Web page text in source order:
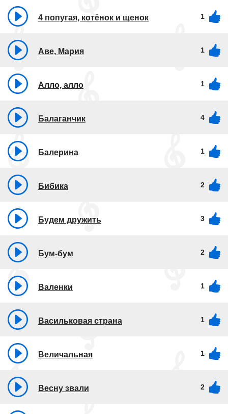
4 попугая, котёнок и щенок 1
Аве, Мария 1
Алло, алло 1
Балаганчик 4
Балерина 1
Бибика 2
Будем дружить 3
Бум-бум 2
Валенки 1
Васильковая страна 1
Величальная 1
Весну звали 2